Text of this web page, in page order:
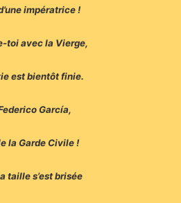
impératrice !
toi avec la Vierge,
est bientôt finie.
García,
la Garde Civile !
taille s’est brisée